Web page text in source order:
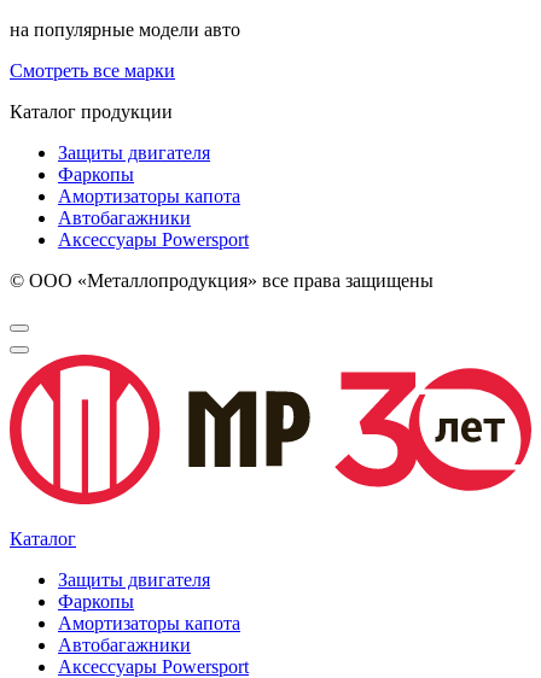
на популярные модели авто
Смотреть все марки
Каталог продукции
Защиты двигателя
Фаркопы
Амортизаторы капота
Автобагажники
Аксессуары Powersport
© ООО «Металлопродукция» все права защищены
Каталог
Защиты двигателя
Фаркопы
Амортизаторы капота
Автобагажники
Аксессуары Powersport